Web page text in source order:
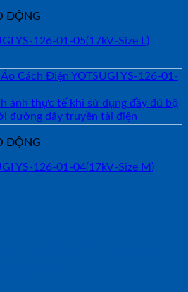
ĐỘNG
YS-126-01-05(17kV-Size L)
ĐỘNG
YS-126-01-04(17kV-Size M)